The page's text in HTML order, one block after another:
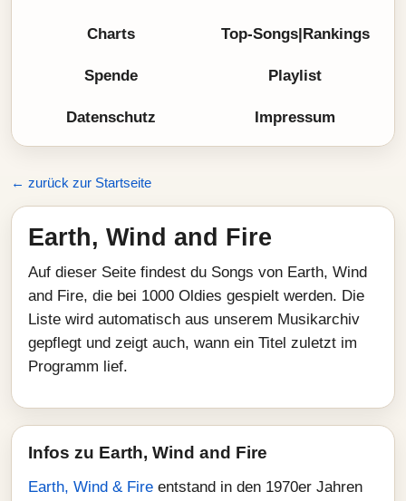
Charts Top-Songs|Rankings
Spende Playlist
Datenschutz Impressum
← zurück zur Startseite
Earth, Wind and Fire
Auf dieser Seite findest du Songs von Earth, Wind
and Fire, die bei 1000 Oldies gespielt werden. Die
Liste wird automatisch aus unserem Musikarchiv
gepflegt und zeigt auch, wann ein Titel zuletzt im
Programm lief.
Infos zu Earth, Wind and Fire
Earth, Wind & Fire entstand in den 1970er Jahren